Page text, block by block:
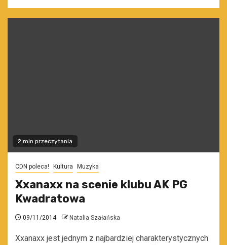
2 min przeczytania
CDN poleca! Kultura Muzyka
Xxanaxx na scenie klubu AK PG
Kwadratowa
09/11/2014 Natalia Szałańska
Xxanaxx jest jednym z najbardziej charakterystycznych